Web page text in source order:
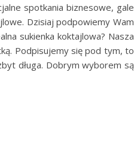
spotkania biznesowe, gale
Dzisiaj podpowiemy Wam
sukienka koktajlowa? Nasza
Podpisujemy się pod tym, to
długa. Dobrym wyborem są